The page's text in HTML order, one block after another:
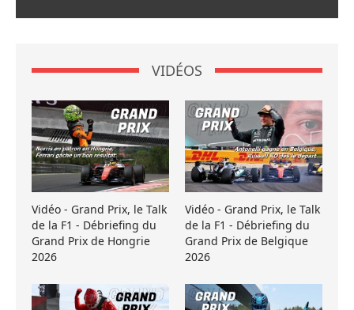
VIDÉOS
Vidéo - Grand Prix, le Talk
de la F1 - Débriefing du
Grand Prix de Hongrie
2026
Vidéo - Grand Prix, le Talk
de la F1 - Débriefing du
Grand Prix de Belgique
2026